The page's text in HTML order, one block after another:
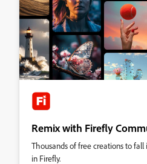
Remix with Firefly
Thousands of free creations to
in Firefly.